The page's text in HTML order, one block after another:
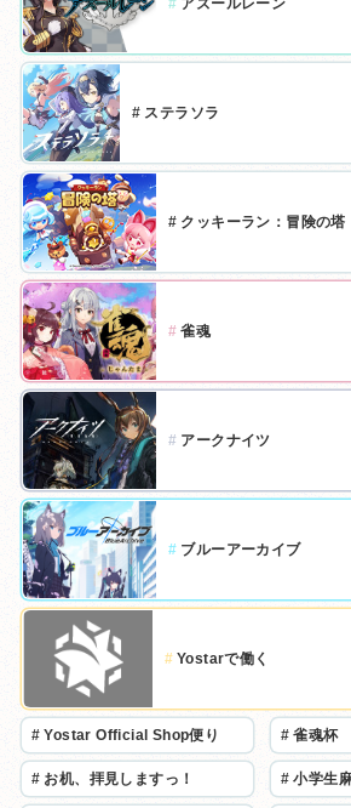
# アズールレーン
# ステラソラ
# クッキーラン：冒険の塔
# 雀魂
# アークナイツ
# ブルーアーカイブ
# Yostarで働く
# Yostar Official Shop便り # 雀魂杯
# お机、拝見しますっ！ # 小学生